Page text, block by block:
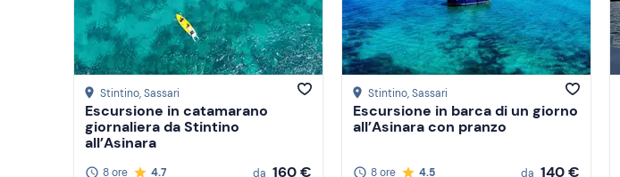
Stintino, Sassari
Escursione in catamarano
giornaliera da Stintino
all’Asinara
8 ore
4.7
da 160 €
Stintino, Sassari
Escursione in barca di un giorno
all’Asinara con pranzo
8 ore
4.5
da 140 €